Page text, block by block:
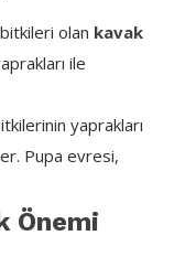
bitkileri olan kavak
ile
yaprakları
Pupa evresi,
Önemi